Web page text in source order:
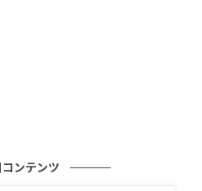
れに提案したいのは、日本
ンテンツ